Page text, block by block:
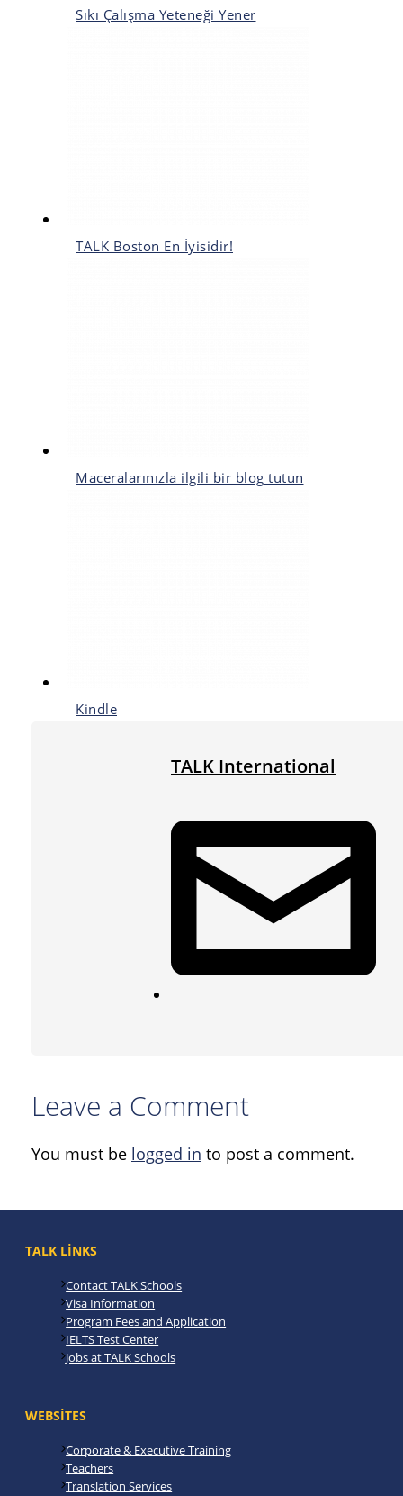
Sıkı Çalışma Yeteneği Yener
TALK Boston En İyisidir!
Maceralarınızla ilgili bir blog tutun
Kindle
TALK International
Leave a Comment
You must be logged in to post a comment.
TALK LINKS
Contact TALK Schools
Visa Information
Program Fees and Application
IELTS Test Center
Jobs at TALK Schools
WEBSITES
Corporate & Executive Training
Teachers
Translation Services